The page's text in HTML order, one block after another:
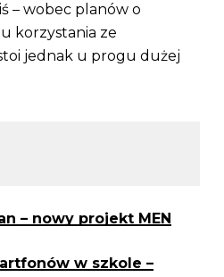
– wobec planów o
korzystania ze
jednak u progu dużej
– nowy projekt MEN
w szkole –